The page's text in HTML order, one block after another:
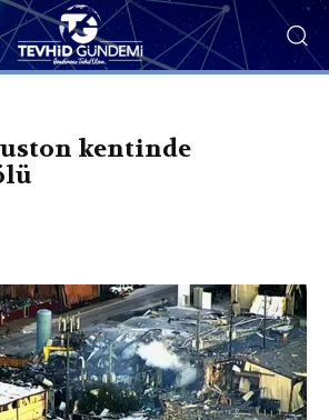
kentinde